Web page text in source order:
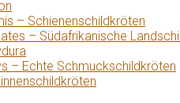
– Schienenschildkröten
– Südafrikanische
– Echte Schmuckschildkröten